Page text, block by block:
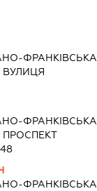
ФРАНКІВСЬКА
ВУЛИЦЯ
ФРАНКІВСЬКА
ФРАНКІВСЬКА